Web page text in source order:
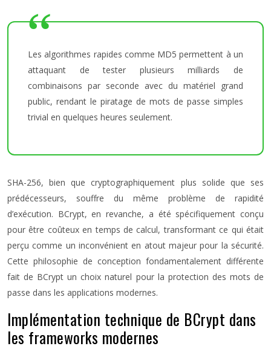
Les algorithmes rapides comme MD5 permettent à un
attaquant de tester plusieurs milliards de
combinaisons par seconde avec du matériel grand
public, rendant le piratage de mots de passe simples
trivial en quelques heures seulement.
SHA-256, bien que cryptographiquement plus solide que ses
prédécesseurs, souffre du même problème de rapidité
d’exécution. BCrypt, en revanche, a été spécifiquement conçu
pour être coûteux en temps de calcul, transformant ce qui était
perçu comme un inconvénient en atout majeur pour la sécurité.
Cette philosophie de conception fondamentalement différente
fait de BCrypt un choix naturel pour la protection des mots de
passe dans les applications modernes.
Implémentation technique de BCrypt dans
les frameworks modernes